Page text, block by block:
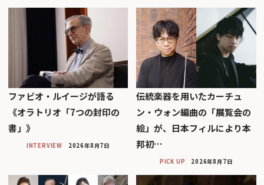
ファビオ・ルイージが語る
《オラトリオ「7つの封印の
書」》
INTERVIEW 2026年8月7日
伝統楽器を用いたカーチュ
ン・ウォン編曲の「展覧会の
絵」が、日本フィルにより本
邦初…
PICK UP 2026年8月7日